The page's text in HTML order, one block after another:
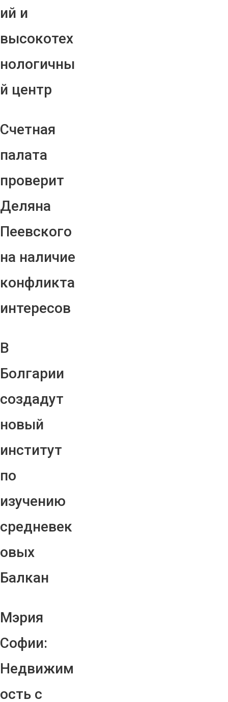
ий и
высокотех
нологичны
й центр
Счетная
палата
проверит
Деляна
Пеевского
на наличие
конфликта
интересов
В
Болгарии
создадут
новый
институт
по
изучению
средневек
овых
Балкан
Мэрия
Софии:
Недвижим
ость с